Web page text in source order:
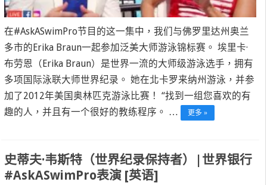
在#AskASwimPro节目的这一集中，我们与佛罗里达州奥兰
多市的Erika Braun一起参加泛美大师游泳锦标赛。 埃里卡·
布劳恩（Erika Braun）是世界一流的大师级游泳选手，拥有
多项国际泳联大师世界纪录。 她在北卡罗来纳州游泳，并参
加了2012年美国奥林匹克游泳比赛！ “找到一组您喜欢的有
趣的人，并且有一个很好的教练程序。 …
更多 »
史蒂夫·韦斯特（世界纪录保持者）|世界银行
#AskASwimPro表演 [英语]